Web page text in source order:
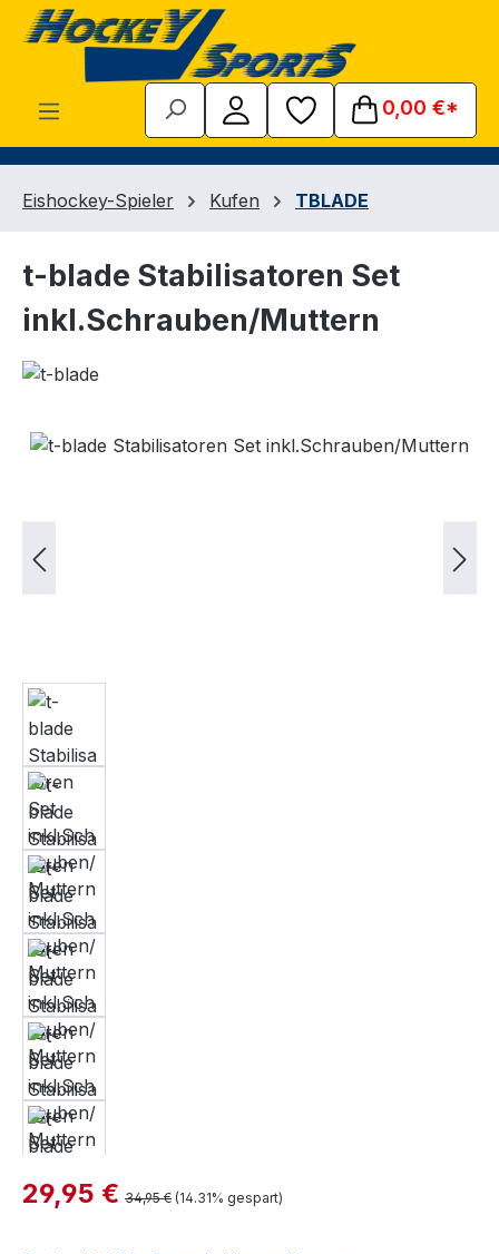
Zum Hauptinhalt springen
0,00 €*
Eishockey-Spieler Kufen TBLADE
t-blade Stabilisatoren Set
inkl.Schrauben/Muttern
Bildergalerie überspringen
Verkaufspreis:
29,95 € Regulärer Preis:
34,95 € (14.31% gespart)